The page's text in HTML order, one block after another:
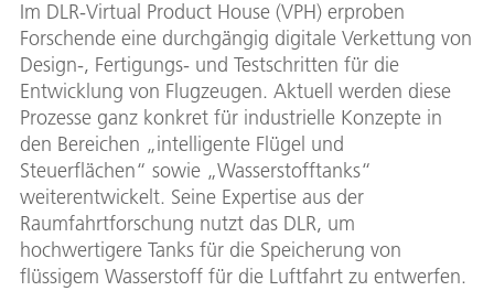
Im DLR-Virtual Product House (VPH) erproben
Forschende eine durchgängig digitale Verkettung von
Design-, Fertigungs- und Testschritten für die
Entwicklung von Flugzeugen. Aktuell werden diese
Prozesse ganz konkret für industrielle Konzepte in
den Bereichen „intelligente Flügel und
Steuerflächen“ sowie „Wasserstofftanks“
weiterentwickelt. Seine Expertise aus der
Raumfahrtforschung nutzt das DLR, um
hochwertigere Tanks für die Speicherung von
flüssigem Wasserstoff für die Luftfahrt zu entwerfen.